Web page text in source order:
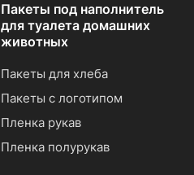
Пакеты под наполнитель
для туалета домашних
животных
Пакеты для хлеба
Пакеты с логотипом
Пленка рукав
Пленка полурукав